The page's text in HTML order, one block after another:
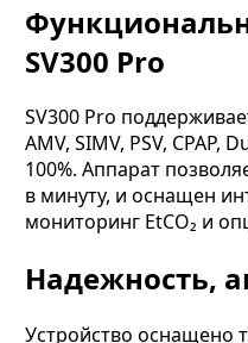
SV300 Pro
SV300 Pro
AMV, SIMV, PSV, CPAP,
100%. Аппарат
в минуту, и оснащен
мониторинг EtCO₂ и
Надежность,
Устройство оснащено